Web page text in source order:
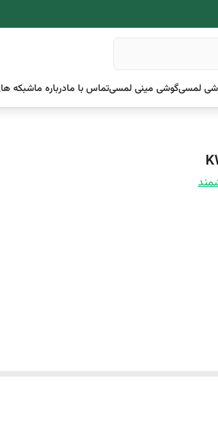
لمسیگوشی مینی لمسیتماس با مادرباره ماشبکه